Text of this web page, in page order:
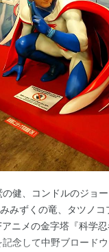
健、コンドルのジョ
みずくの竜、タツノ
ニメの金字塔『科学
念して中野ブロード